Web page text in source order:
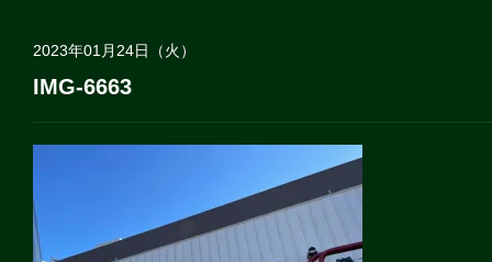
2023年01月24日（火）
IMG-6663